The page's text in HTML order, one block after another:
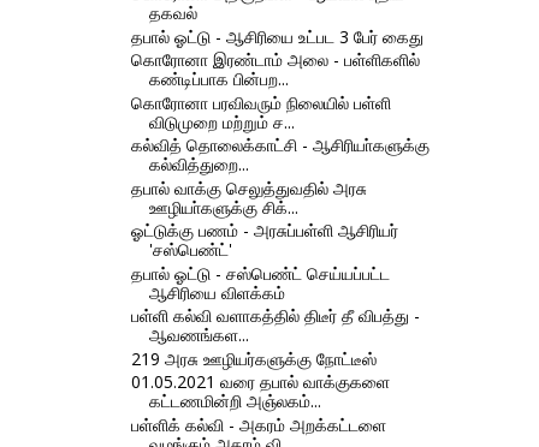
தகவல்
தபால் ஓட்டு - ஆசிரியை உட்பட 3 பேர் கைது
கொரோனா இரண்டாம் அலை - பள்ளிகளில்
கண்டிப்பாக பின்பற...
கொரோனா பரவிவரும் நிலையில் பள்ளி
விடுமுறை மற்றும் ச...
கல்வித் தொலைக்காட்சி - ஆசிரியா்களுக்கு
கல்வித்துறை...
தபால் வாக்கு செலுத்துவதில் அரசு
ஊழியா்களுக்கு சிக்...
ஓட்டுக்கு பணம் - அரசுப்பள்ளி ஆசிரியர்
'சஸ்பெண்ட்'
தபால் ஓட்டு - சஸ்பெண்ட் செய்யப்பட்ட
ஆசிரியை விளக்கம்
பள்ளி கல்வி வளாகத்தில் திடீர் தீ விபத்து -
ஆவணங்கள...
219 அரசு ஊழியர்களுக்கு நோட்டீஸ்
01.05.2021 வரை தபால் வாக்குகளை
கட்டணமின்றி அஞ்லகம்...
பள்ளிக் கல்வி - அகரம் அறக்கட்டளை